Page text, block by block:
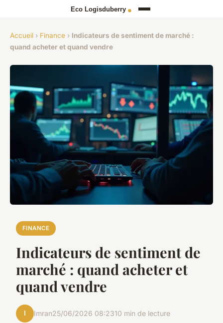
Accueil › Finance › Indicateurs de sentiment de marché :
quand acheter et quand vendre
FINANCE
Indicateurs de sentiment de
marché : quand acheter et
quand vendre
I Imran25/06/2026 08:2310 min de lecture